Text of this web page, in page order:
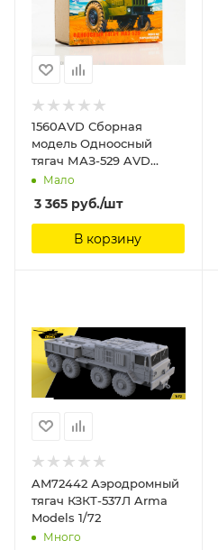
1560AVD Сборная
модель Одноосный
тягач МАЗ-529 AVD
Models 1/43
Мало
3 365 руб./шт
В корзину
AM72442 Аэродромный
тягач КЗКТ-537Л Arma
Models 1/72
Много